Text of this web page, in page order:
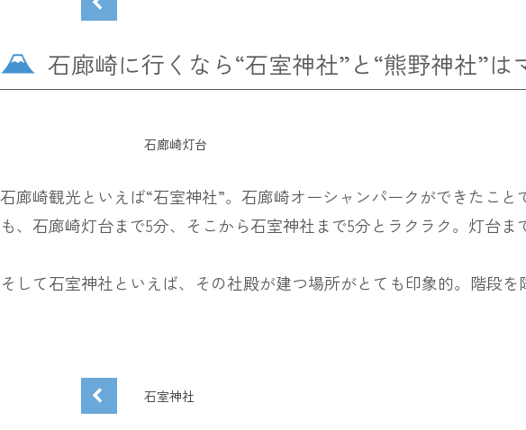
石廊崎に行くなら“石室神社”と“熊野神社”は
石廊崎灯台
石廊崎観光といえば“石室神社”。石廊崎オーシャンパークができたこ
も、石廊崎灯台まで5分、そこから石室神社まで5分とラクラク。灯台
そして石室神社といえば、その社殿が建つ場所がとても印象的。階段
石室神社